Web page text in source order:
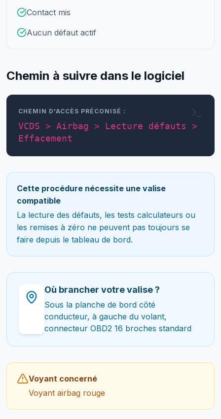
Contact mis
Aucun défaut actif
Chemin à suivre dans le logiciel
CHEMIN D'ACCÈS PRÉCONISÉ :
VCDS > Airbag > Lecture défauts >
Effacement
Cette procédure nécessite une valise
compatible
La lecture des défauts, les tests calculateurs ou
les remises à zéro ne peuvent pas toujours se
faire depuis le tableau de bord.
Où brancher votre valise ?
Sous la planche de bord côté
conducteur, à gauche du volant,
connecteur OBD2 16 broches standard
Voyant concerné
Voyant airbag rouge